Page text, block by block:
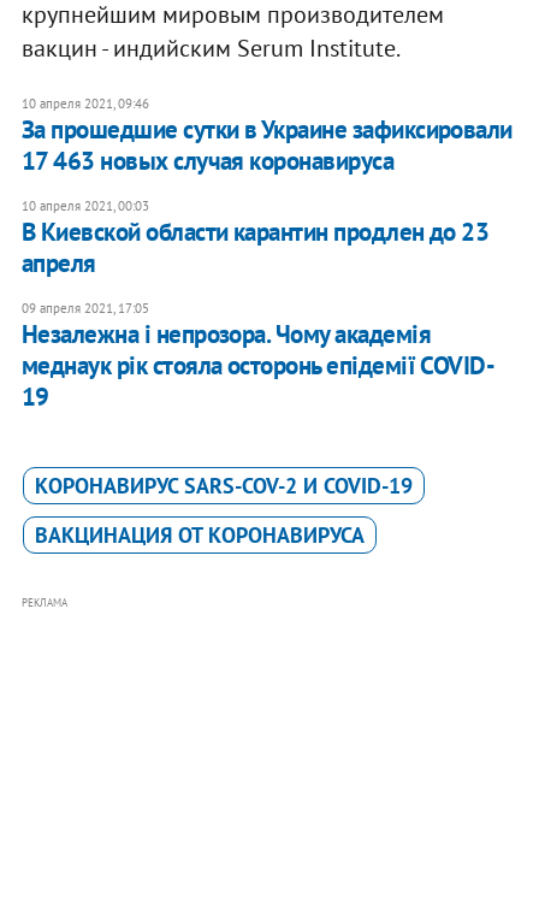
крупнейшим мировым производителем
вакцин - индийским Serum Institute.
10 апреля 2021, 09:46
За прошедшие сутки в Украине зафиксировали
17 463 новых случая коронавируса
10 апреля 2021, 00:03
В Киевской области карантин продлен до 23
апреля
09 апреля 2021, 17:05
Незалежна і непрозора. Чому академія
меднаук рік стояла осторонь епідемії COVID-
19
КОРОНАВИРУС SARS-COV-2 И COVID-19
ВАКЦИНАЦИЯ ОТ КОРОНАВИРУСА
РЕКЛАМА